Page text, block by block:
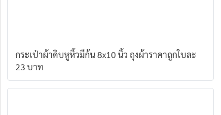
กระเป๋าผ้าดิบหูหิ้วมีก้น 8x10 นิ้ว ถุงผ้าราคาถูกใบละ
23 บาท